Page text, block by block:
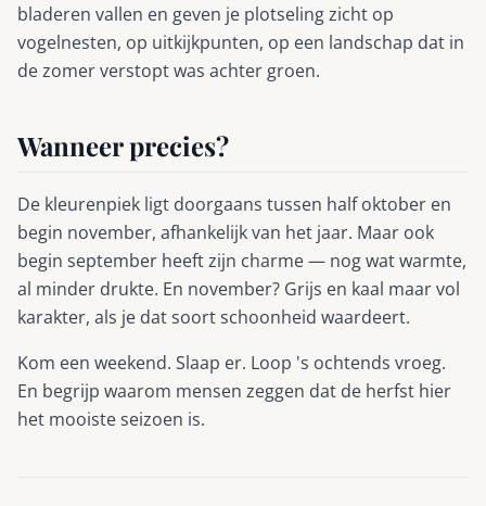
bladeren vallen en geven je plotseling zicht op
vogelnesten, op uitkijkpunten, op een landschap dat in
de zomer verstopt was achter groen.
Wanneer precies?
De kleurenpiek ligt doorgaans tussen half oktober en
begin november, afhankelijk van het jaar. Maar ook
begin september heeft zijn charme — nog wat warmte,
al minder drukte. En november? Grijs en kaal maar vol
karakter, als je dat soort schoonheid waardeert.
Kom een weekend. Slaap er. Loop 's ochtends vroeg.
En begrijp waarom mensen zeggen dat de herfst hier
het mooiste seizoen is.